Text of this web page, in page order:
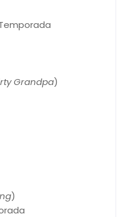
Grandpa)
)